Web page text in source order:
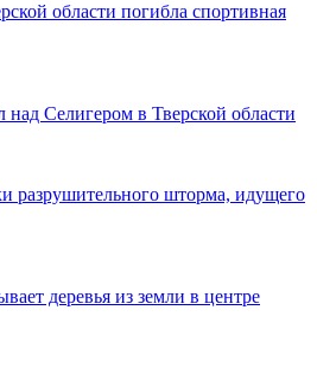
области погибла спортивная
Селигером в Тверской области
разрушительного шторма, идущего
деревья из земли в центре